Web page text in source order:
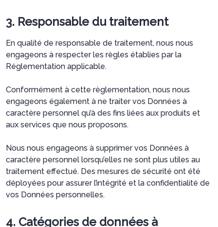
3. Responsable du traitement
En qualité de responsable de traitement, nous nous
engageons à respecter les règles établies par la
Réglementation applicable.
Conformément à cette règlementation, nous nous
engageons également à ne traiter vos Données à
caractère personnel qu’à des fins liées aux produits et
aux services que nous proposons.
Nous nous engageons à supprimer vos Données à
caractère personnel lorsqu’elles ne sont plus utiles au
traitement effectué. Des mesures de sécurité ont été
déployées pour assurer l’intégrité et la confidentialité de
vos Données personnelles.
4. Catégories de données à